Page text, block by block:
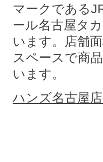
マークである
ール名古屋タ
います。店舗
スペースで商
います。
ハンズ名古屋